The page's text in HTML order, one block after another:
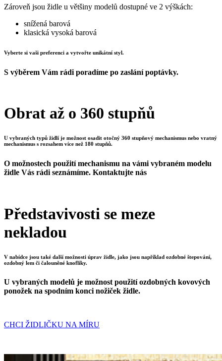
Zároveň jsou židle u většiny modelů dostupné ve 2 výškách:
snížená barová
klasická vysoká barová
Vyberte si vaši preferenci a vytvořte unikátní styl.
S výběrem Vám rádi poradíme po zaslání poptávky.
Obrat až o 360 stupňů
U vybraných typů židlí je možnost osadit otočný 360 stupňový mechanismus nebo vratný
mechanismus s rozsahem více než 180 stupňů.
O možnostech použití mechanismu na vámi vybraném modelu
židle Vás rádi seznámíme. Kontaktujte nás
Představivosti se meze
nekladou
V nabídce jsou také další možnosti úprav židle, jako jsou například ozdobné štepování,
ozdobný lem či čalouněné knoflíky.
U vybraných modelů je možnost použití ozdobných kovových
ponožek na spodním konci nožiček židle.
CHCI ŽIDLIČKU NA MÍRU